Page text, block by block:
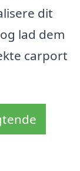
dit
lad dem
carport